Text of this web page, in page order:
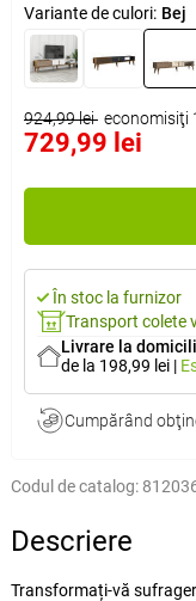
Variante de culori: Bej
924,99 lei economisiţi
729,99 lei
În stoc la furnizor
Transport colete
Livrare la
de la 198,99 lei |
Cumpărând
Codul de catalog:
Descriere
Transformați-vă